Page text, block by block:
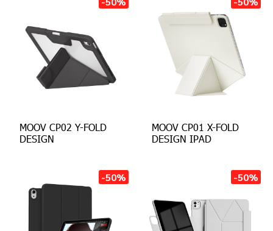
MOOV CP02 Y-FOLD
DESIGN
MOOV CP01 X-FOLD
DESIGN IPAD
-50% -50%